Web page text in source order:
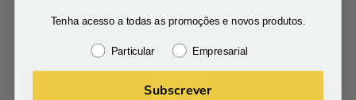
Produtos Relacionados
Tenha acesso a todas as promoções e novos produtos.
Particular Empresarial
Subscrever